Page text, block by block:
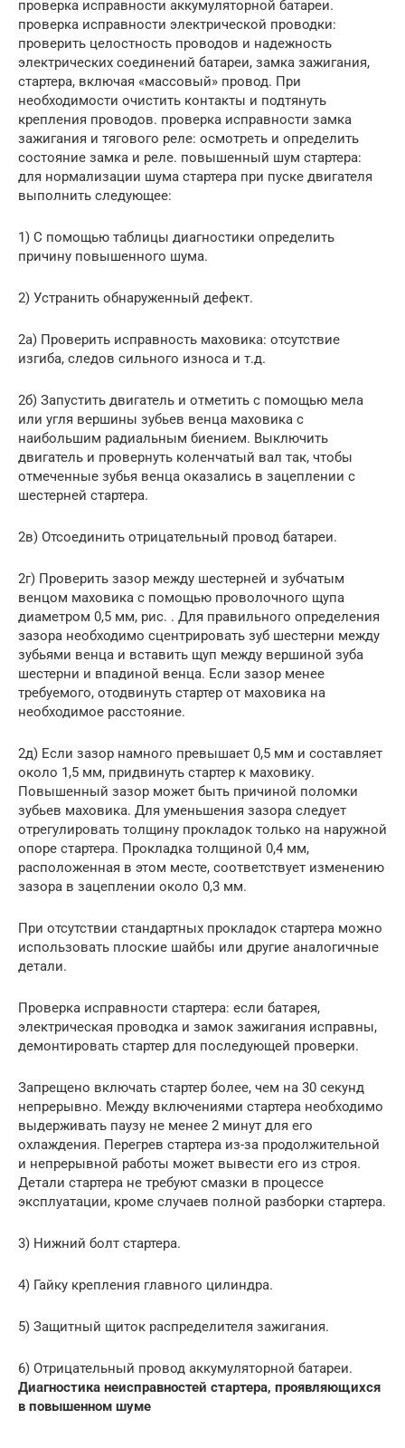
проверка исправности аккумуляторной батареи.
проверка исправности электрической проводки:
проверить целостность проводов и надежность
электрических соединений батареи, замка зажигания,
стартера, включая «массовый» провод. При
необходимости очистить контакты и подтянуть
крепления проводов. проверка исправности замка
зажигания и тягового реле: осмотреть и определить
состояние замка и реле. повышенный шум стартера:
для нормализации шума стартера при пуске двигателя
выполнить следующее:
1) С помощью таблицы диагностики определить
причину повышенного шума.
2) Устранить обнаруженный дефект.
2а) Проверить исправность маховика: отсутствие
изгиба, следов сильного износа и т.д.
2б) Запустить двигатель и отметить с помощью мела
или угля вершины зубьев венца маховика с
наибольшим радиальным биением. Выключить
двигатель и провернуть коленчатый вал так, чтобы
отмеченные зубья венца оказались в зацеплении с
шестерней стартера.
2в) Отсоединить отрицательный провод батареи.
2г) Проверить зазор между шестерней и зубчатым
венцом маховика с помощью проволочного щупа
диаметром 0,5 мм, рис. . Для правильного определения
зазора необходимо сцентрировать зуб шестерни между
зубьями венца и вставить щуп между вершиной зуба
шестерни и впадиной венца. Если зазор менее
требуемого, отодвинуть стартер от маховика на
необходимое расстояние.
2д) Если зазор намного превышает 0,5 мм и составляет
около 1,5 мм, придвинуть стартер к маховику.
Повышенный зазор может быть причиной поломки
зубьев маховика. Для уменьшения зазора следует
отрегулировать толщину прокладок только на наружной
опоре стартера. Прокладка толщиной 0,4 мм,
расположенная в этом месте, соответствует изменению
зазора в зацеплении около 0,3 мм.
При отсутствии стандартных прокладок стартера можно
использовать плоские шайбы или другие аналогичные
детали.
Проверка исправности стартера: если батарея,
электрическая проводка и замок зажигания исправны,
демонтировать стартер для последующей проверки.
Запрещено включать стартер более, чем на 30 секунд
непрерывно. Между включениями стартера необходимо
выдерживать паузу не менее 2 минут для его
охлаждения. Перегрев стартера из-за продолжительной
и непрерывной работы может вывести его из строя.
Детали стартера не требуют смазки в процессе
эксплуатации, кроме случаев полной разборки стартера.
3) Нижний болт стартера.
4) Гайку крепления главного цилиндра.
5) Защитный щиток распределителя зажигания.
6) Отрицательный провод аккумуляторной батареи.
Диагностика неисправностей стартера, проявляющихся
в повышенном шуме